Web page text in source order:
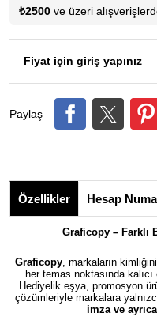
₺2500 ve üzeri
Fiyat için giriş yapınız
Paylaş
Özellikler Hesap
Graficopy – Farklı
Graficopy , markaların
her temas noktasında
Hediyelik eşya, promosyon
çözümleriyle markalara
imza ve